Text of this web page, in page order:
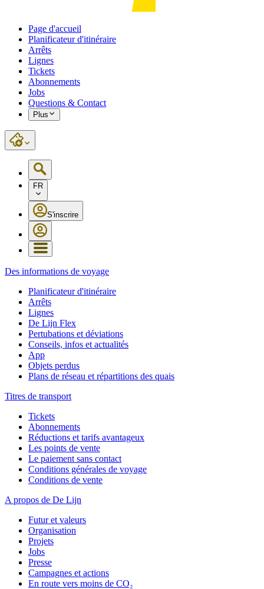
Page d'accueil
Planificateur d'itinéraire
Arrêts
Lignes
Tickets
Abonnements
Jobs
Questions & Contact
Plus
FR
S'inscrire
Des informations de voyage
Planificateur d'itinéraire
Arrêts
Lignes
De Lijn Flex
Pertubations et déviations
Conseils, infos et actualités
App
Objets perdus
Plans de réseau et répartitions des quais
Titres de transport
Tickets
Abonnements
Réductions et tarifs avantageux
Les points de vente
Le paiement sans contact
Conditions générales de voyage
Conditions de vente
A propos de De Lijn
Futur et valeurs
Organisation
Projets
Jobs
Presse
Campagnes et actions
En route vers moins de CO₂